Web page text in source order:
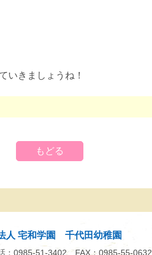
いきましょうね！
もどる
人 宅和学園 千代田幼稚園
0985-51-3402FAX：0985-55-0632